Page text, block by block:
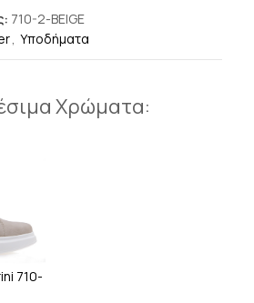
710-2-BEIGE
, Υποδήματα
Χρώματα:
710-